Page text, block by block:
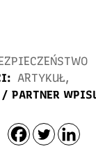
ARTYKUŁ,
PARTNER